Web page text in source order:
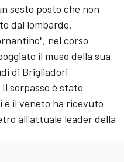
sesto posto che non
dal lombardo.
nel corso
il muso della sua
di Brigliadori
sorpasso è stato
il veneto ha ricevuto
all'attuale leader della